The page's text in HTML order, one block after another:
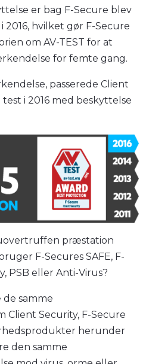
er bag F-Secure blev
hvilket gør F-Secure
om AV-TEST for at
for femte gang.
passerede Client
i 2016 med beskyttelse
præstation
F-Secures SAFE, F-
PSB eller Anti-Virus?
samme
Security, F-Secure
herunder
den samme